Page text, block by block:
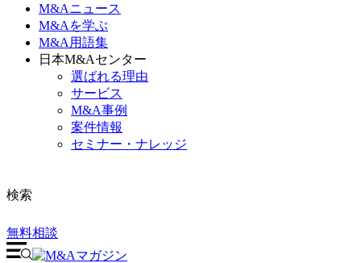
M&Aニュース
M&Aを学ぶ
M&A用語集
日本M&Aセンター
選ばれる理由
サービス
M&A事例
案件情報
セミナー・ナレッジ
検索
無料相談